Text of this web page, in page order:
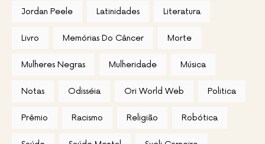
Jordan Peele Latinidades Literatura
Livro Memórias Do Câncer Morte
Mulheres Negras Mulheridade Música
Notas Odisséia Ori World Web Politica
Prêmio Racismo Religião Robótica